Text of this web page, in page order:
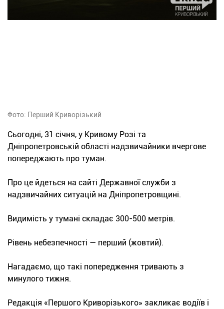
Фото: Перший Криворізький
Сьогодні, 31 січня, у Кривому Розі та
Дніпропетровській області надзвичайники вчергове
попереджають про туман.
Про це йдеться на сайті Державної служби з
надзвичайних ситуацій на Дніпропетровщині.
Видимість у тумані складає 300-500 метрів.
Рівень небезпечності — перший (жовтий).
Нагадаємо, що такі попередження тривають з
минулого тижня.
Редакція «Першого Криворізького» закликає водіїв і